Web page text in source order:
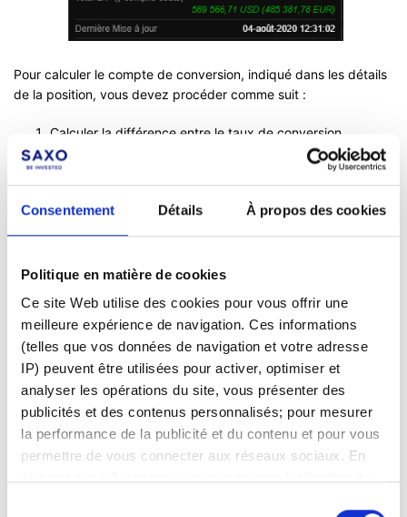
Consentement Détails À propos des cookies
Politique en matière de cookies
Ce site Web utilise des cookies pour vous offrir une
meilleure expérience de navigation. Ces informations
(telles que vos données de navigation et votre adresse
IP) peuvent être utilisées pour activer, optimiser et
analyser les opérations du site, vous présenter des
publicités et des contenus personnalisés; pour mesurer
la performance de la publicité et du contenu et pour vous
permettre de vous connecter aux réseaux sociaux. En
Pour calculer le compte de conversion, indiqué dans les détails
de la position, vous devez procéder comme suit :
Calculer la différence entre le taux de conversion
d'ouverture et de clôture
Multipliez la valeur boursière actuelle de la position (dans
taux de conversion
de la position en devise de l'instrument.
Dans l'exemple ci dessus :
(0.84437690 - 0.90823812)*784 926.80 = -50 126,38
Le B/P de conversion est calculé uniquement pour les produits
au comptant : actions, obligations, fonds communs de
placement, options.